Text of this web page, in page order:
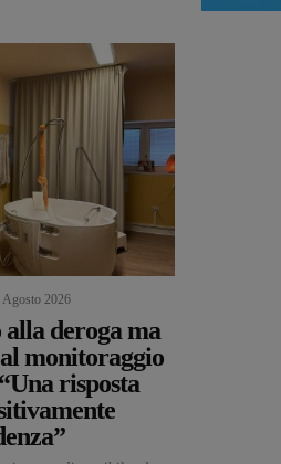
Agosto 2026
alla deroga ma
monitoraggio
risposta